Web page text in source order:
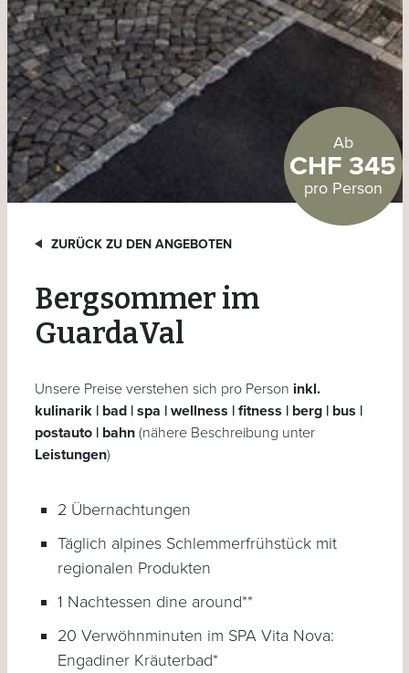
Ab
CHF 345
pro Person
ZURÜCK ZU DEN ANGEBOTEN
Bergsommer im
GuardaVal
Unsere Preise verstehen sich pro Person inkl.
kulinarik | bad | spa | wellness | fitness | berg | bus |
postauto | bahn(nähere Beschreibung unter
Leistungen)
2 Übernachtungen
Täglich alpines Schlemmerfrühstück mit
regionalen Produkten
1 Nachtessen dine around**
20 Verwöhnminuten im SPA Vita Nova:
Engadiner Kräuterbad*